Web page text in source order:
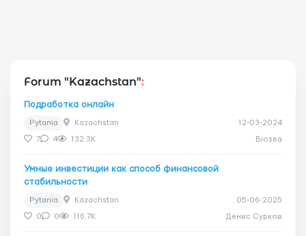
Forum "Kazachstan":
Подработка онлайн
Pytania Kazachstan 12-03-2024
7 4 132.3K Biosea
Умные инвестиции как способ финансовой
стабильности
Pytania Kazachstan 05-06-2025
0 0 116.7K Денис Сурков